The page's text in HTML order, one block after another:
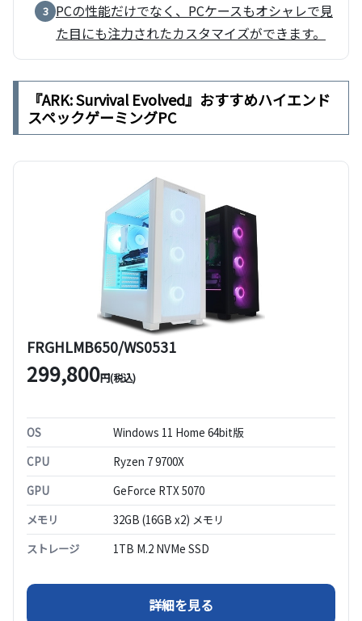
3 PCの性能だけでなく、PCケースもオシャレで見
た目にも注力されたカスタマイズができます。
『ARK: Survival Evolved』おすすめハイエンド
スペックゲーミングPC
FRGHLMB650/WS0531
299,800円(税込)
OS
Windows 11 Home 64bit版
CPU
Ryzen 7 9700X
GPU
GeForce RTX 5070
メモリ
32GB (16GB x2) メモリ
ストレージ
1TB M.2 NVMe SSD
詳細を見る